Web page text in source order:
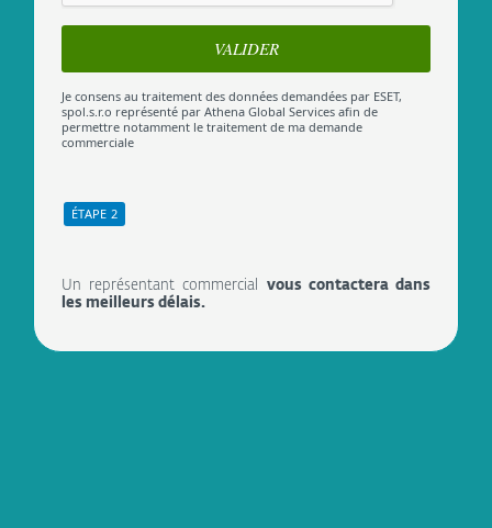
Je consens au traitement des données demandées par ESET,
spol.s.r.o représenté par Athena Global Services afin de
permettre notamment le traitement de ma demande
commerciale
ÉTAPE 2
Un représentant commercial vous contactera dans
les meilleurs délais.